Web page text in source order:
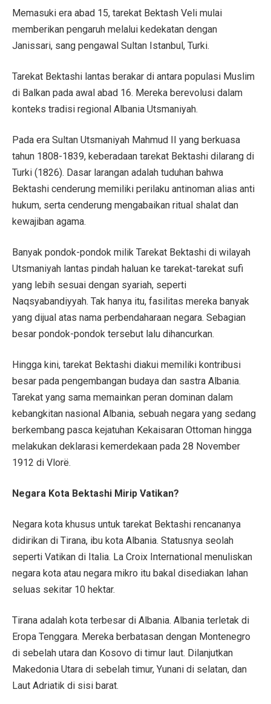
Memasuki era abad 15, tarekat Bektash Veli mulai
memberikan pengaruh melalui kedekatan dengan
Janissari, sang pengawal Sultan Istanbul, Turki.
Tarekat Bektashi lantas berakar di antara populasi Muslim
di Balkan pada awal abad 16. Mereka berevolusi dalam
konteks tradisi regional Albania Utsmaniyah.
Pada era Sultan Utsmaniyah Mahmud II yang berkuasa
tahun 1808-1839, keberadaan tarekat Bektashi dilarang di
Turki (1826). Dasar larangan adalah tuduhan bahwa
Bektashi cenderung memiliki perilaku antinoman alias anti
hukum, serta cenderung mengabaikan ritual shalat dan
kewajiban agama.
Banyak pondok-pondok milik Tarekat Bektashi di wilayah
Utsmaniyah lantas pindah haluan ke tarekat-tarekat sufi
yang lebih sesuai dengan syariah, seperti
Naqsyabandiyyah. Tak hanya itu, fasilitas mereka banyak
yang dijual atas nama perbendaharaan negara. Sebagian
besar pondok-pondok tersebut lalu dihancurkan.
Hingga kini, tarekat Bektashi diakui memiliki kontribusi
besar pada pengembangan budaya dan sastra Albania.
Tarekat yang sama memainkan peran dominan dalam
kebangkitan nasional Albania, sebuah negara yang sedang
berkembang pasca kejatuhan Kekaisaran Ottoman hingga
melakukan deklarasi kemerdekaan pada 28 November
1912 di Vlorë.
Negara Kota Bektashi Mirip Vatikan?
Negara kota khusus untuk tarekat Bektashi rencananya
didirikan di Tirana, ibu kota Albania. Statusnya seolah
seperti Vatikan di Italia. La Croix International menuliskan
negara kota atau negara mikro itu bakal disediakan lahan
seluas sekitar 10 hektar.
Tirana adalah kota terbesar di Albania. Albania terletak di
Eropa Tenggara. Mereka berbatasan dengan Montenegro
di sebelah utara dan Kosovo di timur laut. Dilanjutkan
Makedonia Utara di sebelah timur, Yunani di selatan, dan
Laut Adriatik di sisi barat.